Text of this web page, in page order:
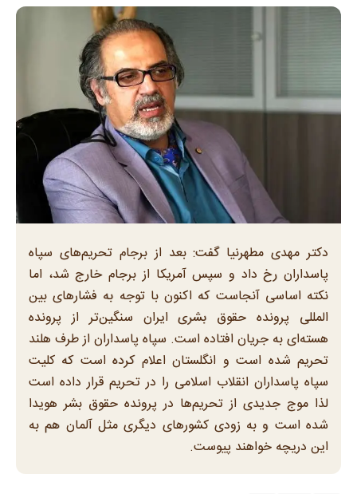
دکتر مهدی مطهرنیا گفت: بعد از برجام تحریم‌های سپاه
پاسداران رخ داد و سپس آمریکا از برجام خارج شد، اما
نکته اساسی آنجاست که اکنون با توجه به فشار‌های بین
المللی پرونده حقوق بشری ایران سنگین‌تر از پرونده
هسته‌ای به جریان افتاده است. سپاه پاسداران از طرف هلند
تحریم شده است و انگلستان اعلام کرده است که کلیت
سپاه پاسداران انقلاب اسلامی را در تحریم قرار داده است
لذا موج جدیدی از تحریم‌ها در پرونده حقوق بشر هویدا
شده است و به زودی کشور‌های دیگری مثل آلمان هم به
این دریچه خواهند پیوست.